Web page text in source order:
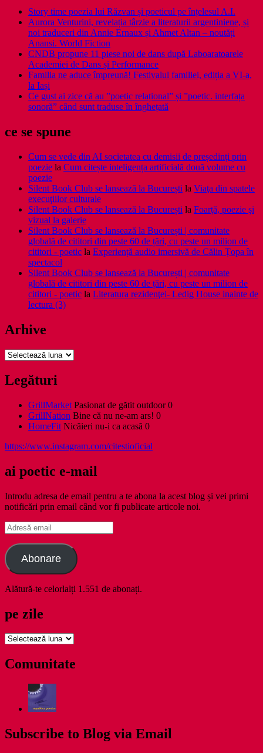
Story time poezia lui Răzvan și poeticul pe înțelesul A.I.
Aurora Venturini, revelația târzie a literaturii argentiniene, și
noi traduceri din Annie Ernaux și Ahmet Altan – noutăți
Anansi. World Fiction
CNDB propune 11 piese noi de dans după Laboaratoarele
Academiei de Dans și Performance
Familia ne aduce împreună! Festivalul familiei, ediția a VI-a,
la Iași
Ce gust ai zice că au ”poetic relațional” și ”poetic. interfața
sonoră” când sunt traduse în înghețată
ce se spune
Cum se vede din AI societatea cu demisii de președinți prin
poezie la Cum citește inteligența artificială două volume cu
poezie
Silent Book Club se lansează la București la Viaţa din spatele
execuţiilor culturale
Silent Book Club se lansează la București la Foarţă, poezie şi
vizual la galerie
Silent Book Club se lansează la București | comunitate
globală de cititori din peste 60 de țări, cu peste un milion de
cititori - poetic la Experiență audio imersivă de Călin Țopa în
spectacol
Silent Book Club se lansează la București | comunitate
globală de cititori din peste 60 de țări, cu peste un milion de
cititori - poetic la Literatura rezidenţei- Ledig House inainte de
lectura (3)
Arhive
Arhive
Legături
GrillMarket Pasionat de gătit outdoor 0
GrillNation Bine că nu ne-am ars! 0
HomeFit Nicăieri nu-i ca acasă 0
https://www.instagram.com/citestioficial
ai poetic e-mail
Introdu adresa de email pentru a te abona la acest blog și vei primi
notificări prin email când vor fi publicate articole noi.
Adresă
email
Abonare
Alătură-te celorlalți 1.551 de abonați.
pe zile
pe
Comunitate
Subscribe to Blog via Email